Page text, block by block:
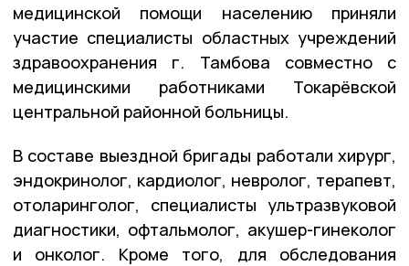
медицинской помощи населению приняли
участие специалисты областных учреждений
здравоохранения г. Тамбова совместно с
медицинскими работниками Токарёвской
центральной районной больницы.
В составе выездной бригады работали хирург,
эндокринолог, кардиолог, невролог, терапевт,
отоларинголог, специалисты ультразвуковой
диагностики, офтальмолог, акушер-гинеколог
и онколог. Кроме того, для обследования